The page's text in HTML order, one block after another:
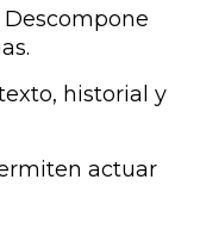
Descompone
historial y
actuar